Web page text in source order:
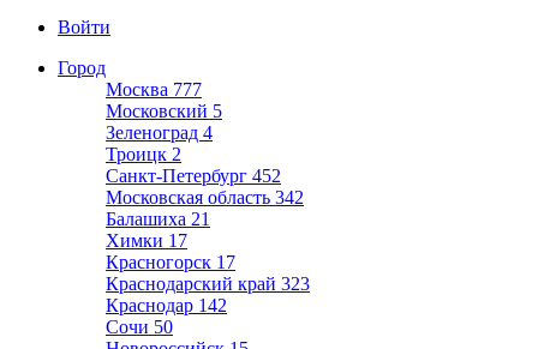
Войти
Город
Москва 777
Московский 5
Зеленоград 4
Троицк 2
Санкт-Петербург 452
Московская область 342
Балашиха 21
Химки 17
Красногорск 17
Краснодарский край 323
Краснодар 142
Сочи 50